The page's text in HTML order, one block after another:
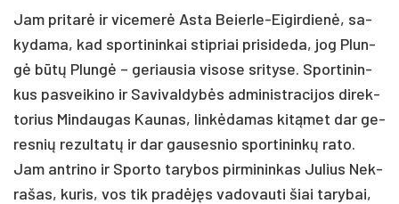
Jam pri­ta­rė ir vi­ce­me­rė As­ta Beier­le-Ei­gir­die­nė, sa­
ky­da­ma, kad spor­ti­nin­kai stip­riai pri­si­de­da, jog Plun­
gė bū­tų Plun­gė – ge­riau­sia vi­so­se sri­ty­se. Spor­ti­nin­
kus pa­svei­ki­no ir Sa­vi­val­dy­bės ad­mi­nist­ra­ci­jos di­rek­
to­rius Min­dau­gas Kau­nas, lin­kė­da­mas ki­tą­met dar ge­
res­nių re­zul­ta­tų ir dar gau­ses­nio spor­ti­nin­kų ra­to.
Jam ant­ri­no ir Spor­to ta­ry­bos pir­mi­nin­kas Ju­lius Nek­
ra­šas, ku­ris, vos tik pra­dė­jęs va­do­vau­ti šiai ta­ry­bai,